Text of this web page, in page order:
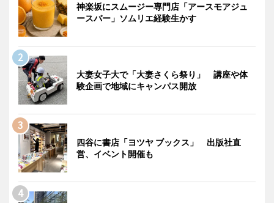
神楽坂にスムージー専門店「アースモアジュ
ースバー」ソムリエ経験生かす
大妻女子大で「大妻さくら祭り」 講座や体
験企画で地域にキャンパス開放
四谷に書店「ヨツヤ ブックス」 出版社直
営、イベント開催も